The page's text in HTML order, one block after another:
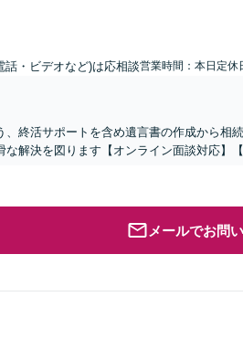
話・ビデオなど)は応相談営業時間：本日定休
、終活サポートを含め遺言書の作成から相
解決を図ります【オンライン面談対応】【
メールでお問